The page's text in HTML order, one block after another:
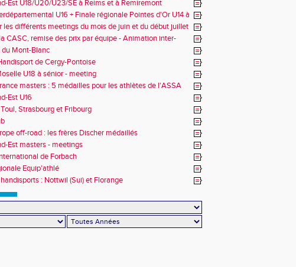
Est U18/U20/U23/SE à Reims et à Remiremont
U16 + Finale régionale Pointes d'Or U14 à
les différents meetings du mois de juin et du début juillet
CASC, remise des prix par équipe - Animation inter-
Mont-Blanc
de Cergy-Pontoise
U18 à sénior - meeting
masters : 5 médailles pour les athlètes de l'ASSA
Est U16
Strasbourg et Fribourg
off-road : les frères Discher médaillés
Est masters - meetings
de Forbach
Equip'athlé
: Nottwil (Sui) et Florange